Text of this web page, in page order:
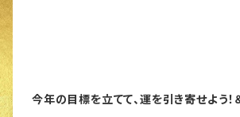
今年の目標を立てて、運を引き寄せよう！